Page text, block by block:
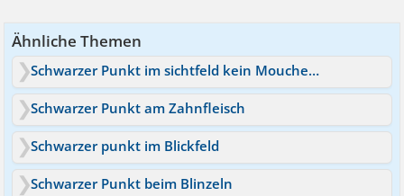
Ähnliche Themen
Schwarzer Punkt im sichtfeld kein Mouches Volants
Schwarzer Punkt am Zahnfleisch
Schwarzer punkt im Blickfeld
Schwarzer Punkt beim Blinzeln